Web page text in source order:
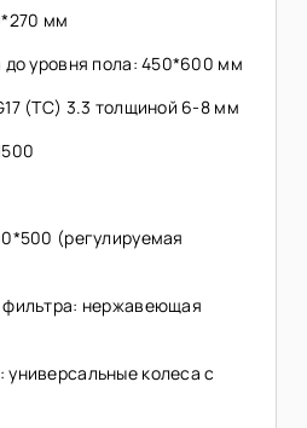
мм
до уровня пола: 450*600 мм
(ТС) 3.3 толщиной 6-8 мм
(регулируемая
нержавеющая
колеса с